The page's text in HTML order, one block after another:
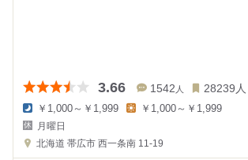
3.66 1542 人 28239人
夜
の
金
￥1,000～￥1,999
金
額
￥1,000～￥1,999
月曜日
北海道 帯広市 西一条南 11-19